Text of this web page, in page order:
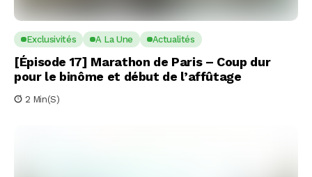
Exclusivités A La Une Actualités
[Épisode 17] Marathon de Paris – Coup dur
pour le binôme et début de l’affûtage
2 Min(s)